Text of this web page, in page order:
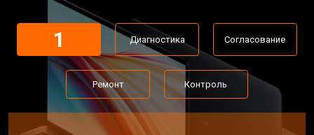
Замена Wi-Fi ноутбука Xiaomi
Ремонт цепи питания от 3500 ₽ Заказать
Замена USB порта от 2200 ₽ Заказать
Замена звуковой карты от 1700 ₽
Замена кулера ноутбука Xiaomi Заказать
1 Диагностика Согласование
Ремонт Контроль